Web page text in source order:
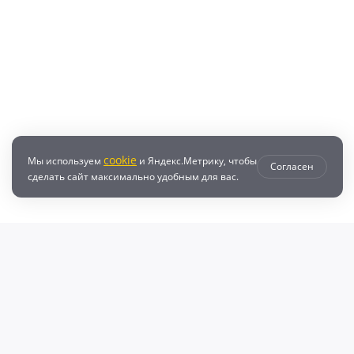
Мы используем cookie и Яндекс.Метрику, чтобы
сделать сайт максимально удобным для вас.
Согласен